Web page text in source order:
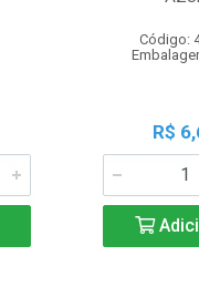
Código:
R$